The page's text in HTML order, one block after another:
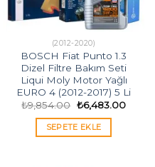
(2012-2020)
BOSCH Fiat Punto 1.3
Dizel Filtre Bakım Seti
Liqui Moly Motor Yağlı
EURO 4 (2012-2017) 5 Li
₺9,854.00 Orijinal
fiyat:
₺9,854.00.
₺6,483.00Şu
SEPETE EKLE